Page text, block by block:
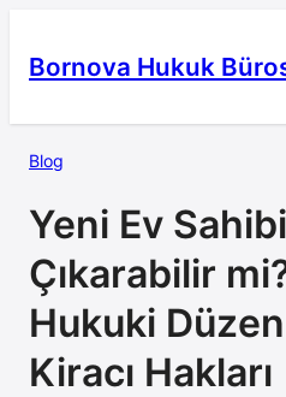
geçBornova Hukuk
Blog
Yeni Ev
Çıkarabilir
Hukuki
Kiracı Hakları